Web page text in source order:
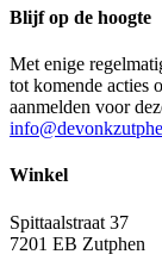
Blijf op de hoogte
Met enige
tot komende acties
aanmelden voor
Winkel
Spittaalstraat 37
7201 EB Zutphen